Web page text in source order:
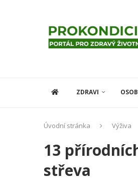
ZDRAVI
Úvodní stránka Výživa
13
střeva